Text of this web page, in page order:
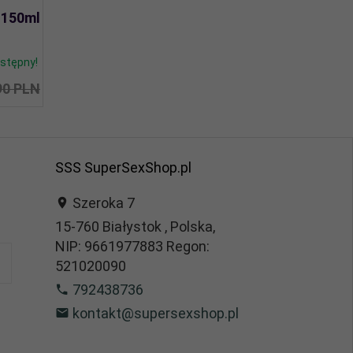
PLN
SSS SuperSexShop.pl
Szeroka 7
15-760 Białystok , Polska,
NIP: 9661977883 Regon:
521020090
792438736
kontakt@supersexshop.pl